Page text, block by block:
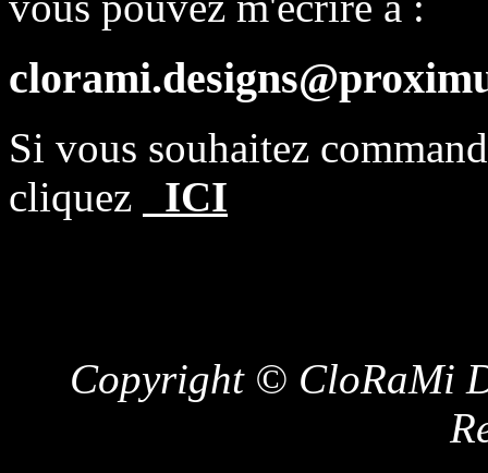
Si vous souhaitez
cliquez
ICI
Copyright © CloRaMi